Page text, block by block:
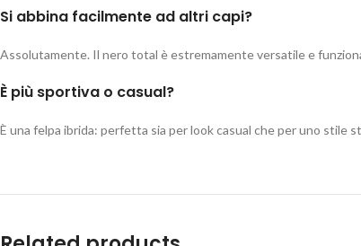
Si abbina facilmente ad altri capi?
Assolutamente. Il nero total è estremamente versatile e
È più sportiva o casual?
È una felpa ibrida: perfetta sia per look casual che per uno stile